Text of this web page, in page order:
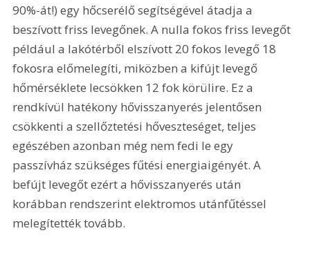
90%-át!) egy hőcserélő segítségével átadja a
beszívott friss levegőnek. A nulla fokos friss levegőt
például a lakótérből elszívott 20 fokos levegő 18
fokosra előmelegíti, miközben a kifújt levegő
hőmérséklete lecsökken 12 fok körülire. Ez a
rendkívül hatékony hővisszanyerés jelentősen
csökkenti a szellőztetési hőveszteséget, teljes
egészében azonban még nem fedi le egy
passzívház szükséges fűtési energiaigényét. A
befújt levegőt ezért a hővisszanyerés után
korábban rendszerint elektromos utánfűtéssel
melegítették tovább.